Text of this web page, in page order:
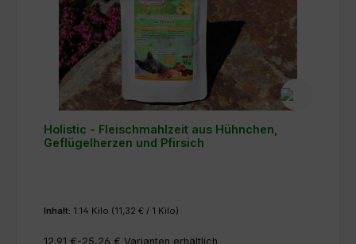
Holistic - Fleischmahlzeit aus Hühnchen,
Geflügelherzen und Pfirsich
Inhalt: 1.14 Kilo (11,32 € / 1 Kilo)
12,91 €-25,26 € Varianten erhältlich